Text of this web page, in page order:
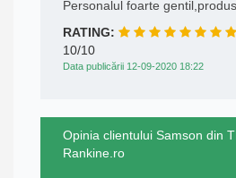
Personalul foarte
RATING:
10/10
Data publicării 12-09-2020 18:22
Opinia clientului Samson din
Rankine.ro